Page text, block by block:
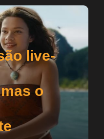
live-
o